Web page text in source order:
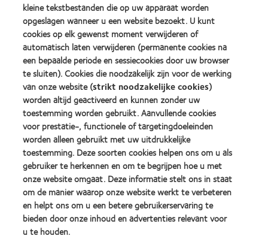
met
MyDay™
(2013)
Year
(2013)
about
2012
&
2010
Best
Companies
for
Leaders
(2012)
about
2011
Best
Factory
Awards
(2011)
Learn
more
about
ODMA
2011
(2011)
Learn
more
about
2012
REBRAND
100®
Global
Award
(2012)
Onze producten
Zoek uw contactlens
Contactlenstechnologie
kleine tekstbestanden die op uw apparaat worden
opgeslagen wanneer u een website bezoekt. U kunt
cookies op elk gewenst moment verwijderen of
automatisch laten verwijderen (permanente cookies na
een bepaalde periode en sessiecookies door uw browser
te sluiten). Cookies die noodzakelijk zijn voor de werking
van onze website (strikt noodzakelijke cookies)
worden altijd geactiveerd en kunnen zonder uw
toestemming worden gebruikt. Aanvullende cookies
voor prestatie-, functionele of targetingdoeleinden
worden alleen gebruikt met uw uitdrukkelijke
toestemming. Deze soorten cookies helpen ons om u als
gebruiker te herkennen en om te begrijpen hoe u met
onze website omgaat. Deze informatie stelt ons in staat
om de manier waarop onze website werkt te verbeteren
en helpt ons om u een betere gebruikerservaring te
bieden door onze inhoud en advertenties relevant voor
u te houden.